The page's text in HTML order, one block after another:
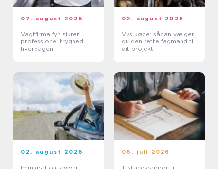
07. august 2026
Vagtfirma fyn sikrer
professionel tryghed i
hverdagen
02. august 2026
Vvs køge: sådan vælger
du den rette fagmand til
dit projekt
02. august 2026
Immigration lawyer i
06. juli 2026
Tilstandsrapport i